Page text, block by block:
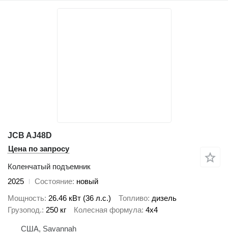
JCB AJ48D
Цена по запросу
Коленчатый подъемник
2025
Состояние новый
Мощность 26.46 кВт (36 л.с.) Топливо дизель
Грузопод. 250 кг Колесная формула 4x4
США, Savannah